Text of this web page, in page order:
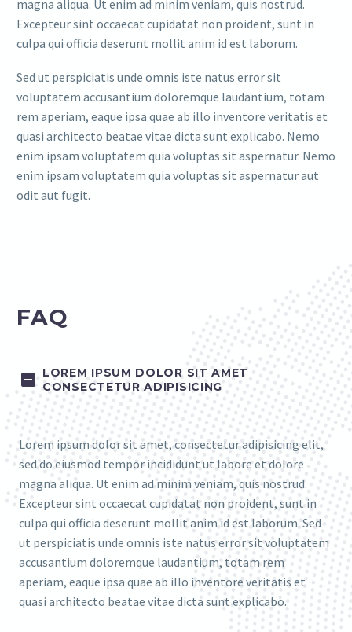
magna aliqua. Ut enim ad minim veniam, quis nostrud.
Excepteur sint occaecat cupidatat non proident, sunt in
culpa qui officia deserunt mollit anim id est laborum.
Sed ut perspiciatis unde omnis iste natus error sit
voluptatem accusantium doloremque laudantium, totam
rem aperiam, eaque ipsa quae ab illo inventore veritatis et
quasi architecto beatae vitae dicta sunt explicabo. Nemo
enim ipsam voluptatem quia voluptas sit aspernatur. Nemo
enim ipsam voluptatem quia voluptas sit aspernatur aut
odit aut fugit.
FAQ
LOREM IPSUM DOLOR SIT AMET
CONSECTETUR ADIPISICING
Lorem ipsum dolor sit amet, consectetur adipisicing elit,
sed do eiusmod tempor incididunt ut labore et dolore
magna aliqua. Ut enim ad minim veniam, quis nostrud.
Excepteur sint occaecat cupidatat non proident, sunt in
culpa qui officia deserunt mollit anim id est laborum. Sed
ut perspiciatis unde omnis iste natus error sit voluptatem
accusantium doloremque laudantium, totam rem
aperiam, eaque ipsa quae ab illo inventore veritatis et
quasi architecto beatae vitae dicta sunt explicabo.